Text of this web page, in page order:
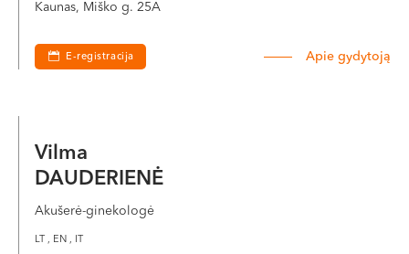
Kaunas, Miško g. 25A
E-registracija Apie gydytoją
Vilma
DAUDERIENĖ
Akušerė-ginekologė
LT , EN , IT